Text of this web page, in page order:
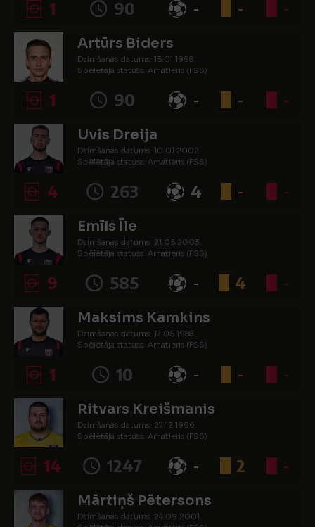
1 90 - - -
Artūrs Biders
Dzimšanas datums: 15.01.1998.
Spēlētāja statuss: Amatieris (FSS)
1 90 - - -
Uvis Dreija
Dzimšanas datums: 10.01.2002.
Spēlētāja statuss: Amatieris (FSS)
4 263 4 - -
Emīls Īle
Dzimšanas datums: 21.05.2003.
Spēlētāja statuss: Amatieris (FSS)
9 585 - 4 -
Maksims Kamkins
Dzimšanas datums: 17.05.1988.
Spēlētāja statuss: Amatieris (FSS)
1 10 - - -
Ritvars Kreišmanis
Dzimšanas datums: 27.12.1996.
Spēlētāja statuss: Amatieris (FSS)
14 1247 - 2 -
Mārtiņš Pētersons
Dzimšanas datums: 24.09.2001.